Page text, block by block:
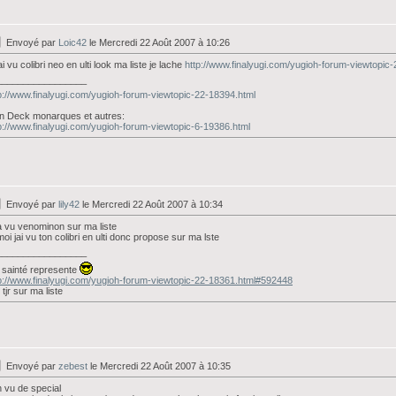
Envoyé par Loic42 le Mercredi 22 Août 2007 à 10:26
vu colibri neo en ulti look ma liste je lache http://www.finalyugi.com/yugioh-forum-viewtopic-
www.finalyugi.com/yugioh-forum-viewtopic-22-18394.html
Deck monarques et autres:
www.finalyugi.com/yugioh-forum-viewtopic-6-19386.html
Envoyé par lily42 le Mercredi 22 Août 2007 à 10:34
vu venominon sur ma liste
jai vu ton colibri en ulti donc propose sur ma lste
sainté represente
www.finalyugi.com/yugioh-forum-viewtopic-22-18361.html#592448
tjr sur ma liste
Envoyé par zebest le Mercredi 22 Août 2007 à 10:35
vu de special